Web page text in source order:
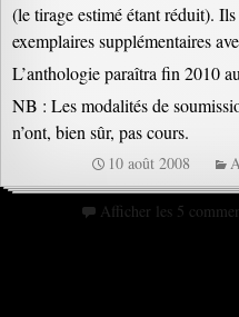
(le tirage estimé étant réduit).
exemplaires supplémentaires
L’anthologie paraîtra fin 2010
NB : Les modalités de
n’ont, bien sûr, pas cours.
10 août 2008
Afficher les 5